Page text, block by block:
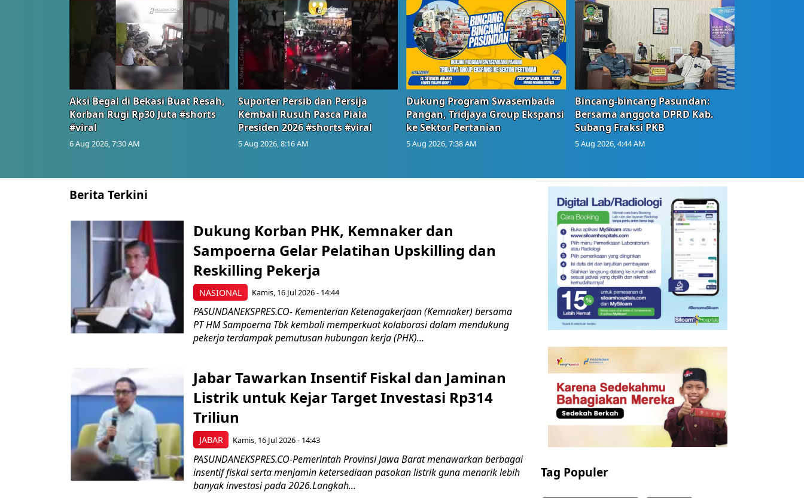
Aksi Begal di Bekasi Buat Resah,
Korban Rugi Rp30 Juta #shorts
#viral
6 Aug 2026, 7:30 AM
Suporter Persib dan Persija
Kembali Rusuh Pasca Piala
Presiden 2026 #shorts #viral
5 Aug 2026, 8:16 AM
Dukung Program Swasembada
Pangan, Tridjaya Group Ekspansi
ke Sektor Pertanian
5 Aug 2026, 7:38 AM
Bincang-bincang Pasundan:
Bersama anggota DPRD Kab.
Subang Fraksi PKB
5 Aug 2026, 4:44 AM
Berita Terkini
NASIONAL
Dukung Korban PHK, Kemnaker dan
Sampoerna Gelar Pelatihan Upskilling dan
Reskilling Pekerja
Kamis, 16 Jul 2026 - 14:44
PASUNDANEKSPRES.CO- Kementerian Ketenagakerjaan (Kemnaker) bersama
PT HM Sampoerna Tbk kembali memperkuat kolaborasi dalam mendukung
pekerja terdampak pemutusan hubungan kerja (PHK)...
JABAR
Jabar Tawarkan Insentif Fiskal dan Jaminan
Listrik untuk Kejar Target Investasi Rp314
Triliun
Kamis, 16 Jul 2026 - 14:43
PASUNDANEKSPRES.CO-Pemerintah Provinsi Jawa Barat menawarkan berbagai
insentif fiskal serta menjamin ketersediaan pasokan listrik guna menarik lebih
banyak investasi pada 2026.Langkah...
Tag Populer